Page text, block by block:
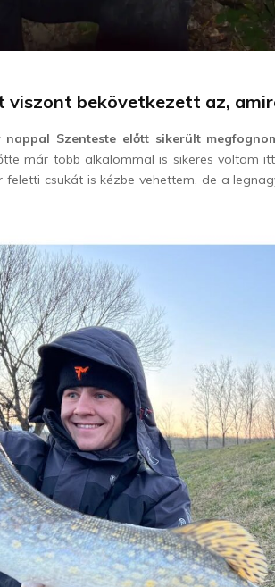
viszont bekövetkezett az,
nappal Szenteste előtt sikerült
már több alkalommal is sikeres voltam
csukát is kézbe vehettem, de a